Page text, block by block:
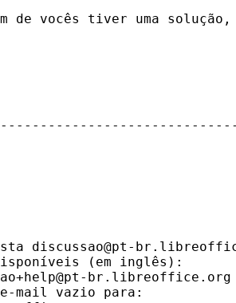
de vocês tiver uma
discussao@pt-
(em inglês):
br.libreoffice.org
mail vazio para: